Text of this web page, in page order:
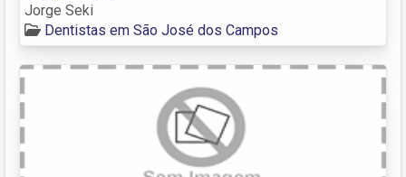
Jorge Seki
Dentistas em São José dos Campos